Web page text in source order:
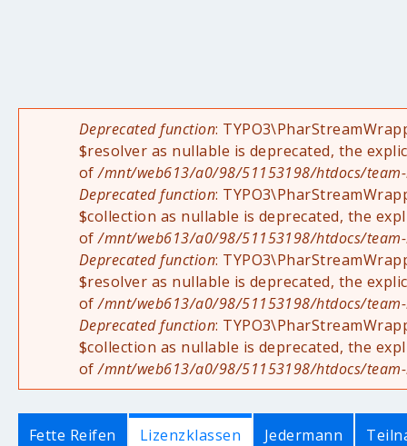
Fehlermeldung
Deprecated function:
$resolver as nullable is deprecated, the
of/mnt/web613/a0/98/51153198/htdocs/
Deprecated function:
$collection as nullable is deprecated, the
of/mnt/web613/a0/98/51153198/htdocs/
Deprecated function:
$resolver as nullable is deprecated, the
of/mnt/web613/a0/98/51153198/htdocs/
Deprecated function:
$collection as nullable is deprecated, the
of/mnt/web613/a0/98/51153198/htdocs/
Fette Reifen Lizenzklassen Jedermann